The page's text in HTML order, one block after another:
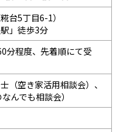
台5丁目6-1）
」徒歩3分
分程度、先着順にて受
（空き家活用相談会）、
んでも相談会）